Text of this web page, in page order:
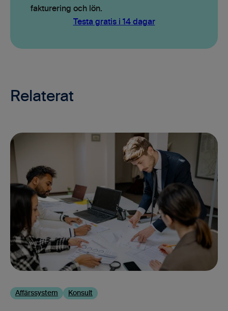
fakturering och lön.
Testa gratis i 14 dagar
Relaterat
Affärssystem Konsult